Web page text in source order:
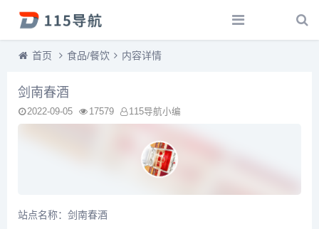
首页 食品/餐饮 内容详情
剑南春酒
2022-09-05 17579 115导航小编
站点名称：剑南春酒